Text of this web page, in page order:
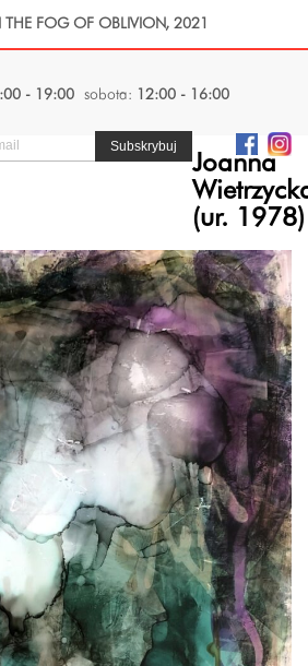
- 19:00 sobota: 12:00 - 16:00
Joanna
(ur. 1978)
THE FOG OF OBLIVION, 2021